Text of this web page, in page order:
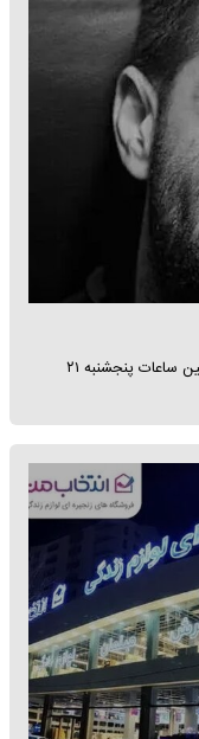
حمید هیراد خواننده مشهور موسیقی پاپ در نخستین ساعات پنجشنبه ۲۱